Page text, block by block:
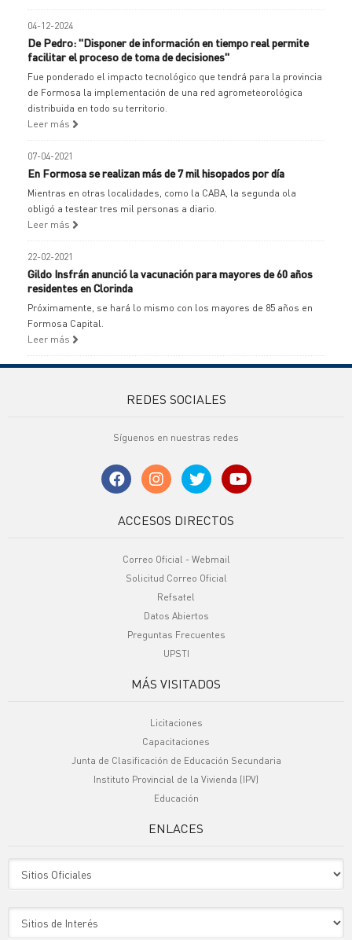
04-12-2024
De Pedro: "Disponer de información en tiempo real permite
facilitar el proceso de toma de decisiones"
Fue ponderado el impacto tecnológico que tendrá para la provincia
de Formosa la implementación de una red agrometeorológica
distribuida en todo su territorio.
Leer más
07-04-2021
En Formosa se realizan más de 7 mil hisopados por día
Mientras en otras localidades, como la CABA, la segunda ola
obligó a testear tres mil personas a diario.
Leer más
22-02-2021
Gildo Insfrán anunció la vacunación para mayores de 60 años
residentes en Clorinda
Próximamente, se hará lo mismo con los mayores de 85 años en
Formosa Capital.
Leer más
REDES SOCIALES
Síguenos en nuestras redes
ACCESOS DIRECTOS
Correo Oficial - Webmail
Solicitud Correo Oficial
Refsatel
Datos Abiertos
Preguntas Frecuentes
UPSTI
MÁS VISITADOS
Licitaciones
Capacitaciones
Junta de Clasificación de Educación Secundaria
Instituto Provincial de la Vivienda (IPV)
Educación
ENLACES